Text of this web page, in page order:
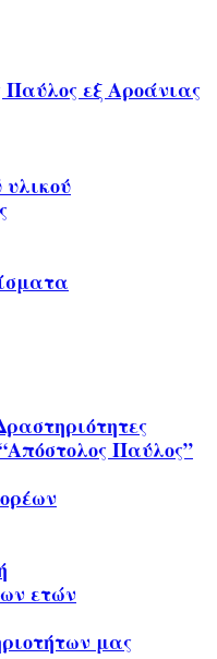
Παύλος εξ Αροάνιας
υλικού
Παύλος”
ετών
μας